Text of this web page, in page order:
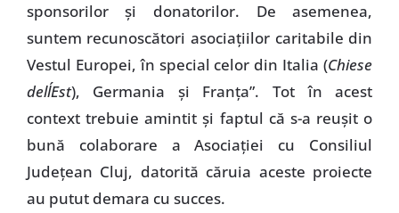
sponsorilor şi donatorilor. De asemenea,
suntem recunoscători asociaţiilor caritabile din
Vestul Europei, în special celor din Italia (Chiese
dell´Est), Germania şi Franţa”. Tot în acest
context trebuie amintit şi faptul că s-a reuşit o
bună colaborare a Asociaţiei cu Consiliul
Judeţean Cluj, datorită căruia aceste proiecte
au putut demara cu succes.